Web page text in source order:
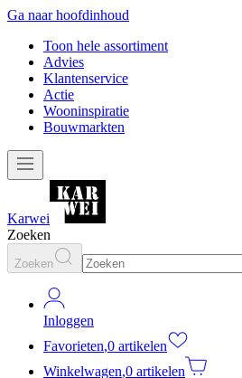
Ga naar hoofdinhoud
Toon hele assortiment
Advies
Klantenservice
Actie
Wooninspiratie
Bouwmarkten
Karwei
Zoeken
Zoeken
Inloggen
Favorieten,0 artikelen
Winkelwagen,0 artikelen